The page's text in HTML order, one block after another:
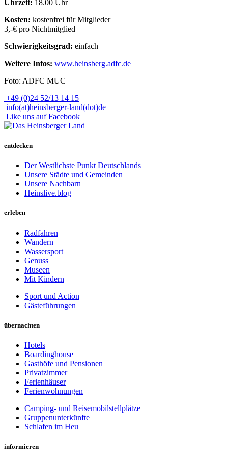
Uhrzeit: 18.00 Uhr
Kosten: kostenfrei für Mitglieder
3,-€ pro Nichtmitglied
Schwierigkeitsgrad: einfach
Weitere Infos: www.heinsberg.adfc.de
Foto: ADFC MUC
+49 (0)24 52/13 14 15
info(at)heinsberger-land(dot)de
Like uns auf Facebook
entdecken
Der Westlichste Punkt Deutschlands
Unsere Städte und Gemeinden
Unsere Nachbarn
Heinslive.blog
erleben
Radfahren
Wandern
Wassersport
Genuss
Museen
Mit Kindern
Sport und Action
Gästeführungen
übernachten
Hotels
Boardinghouse
Gasthöfe und Pensionen
Privatzimmer
Ferienhäuser
Ferienwohnungen
Camping- und Reisemobilstellplätze
Gruppenunterkünfte
Schlafen im Heu
informieren